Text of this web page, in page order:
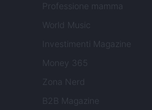
Professione mamma
World Music
Investimenti Magazine
Money 365
Zona Nerd
B2B Magazine